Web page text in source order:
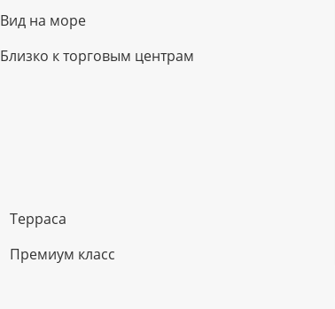
Вид на море
Близко к торговым центрам
Терраса
Премиум класс